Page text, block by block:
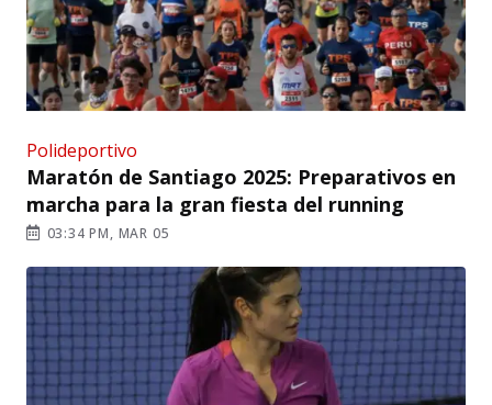
Polideportivo
Maratón de Santiago 2025: Preparativos en
marcha para la gran fiesta del running
03:34 PM, MAR 05